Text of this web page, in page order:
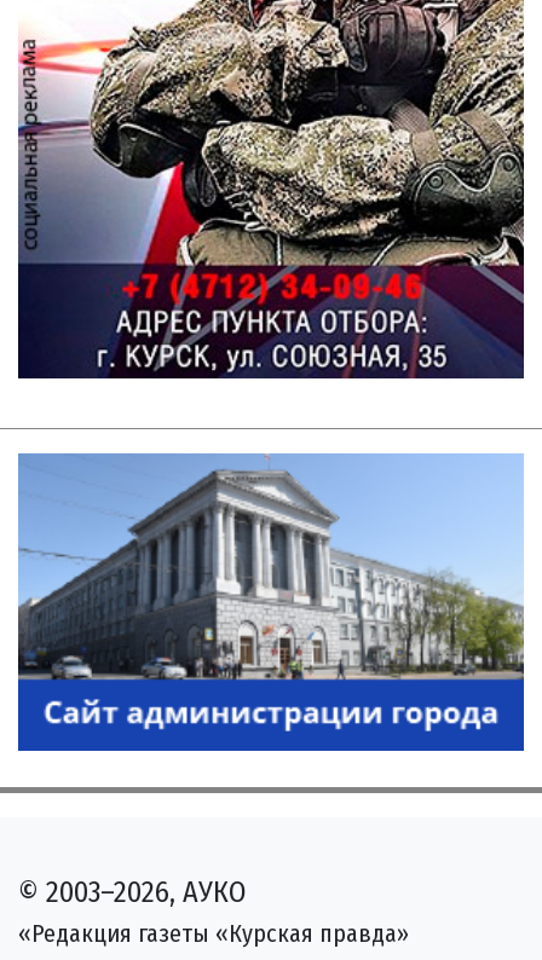
© 2003–2026, АУКО
«Редакция газеты «Курская правда»